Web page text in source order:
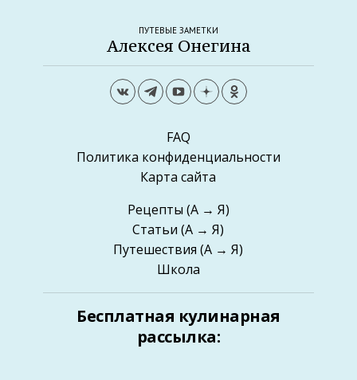
ПУТЕВЫЕ ЗАМЕТКИ
Алексея Онегина
FAQ
Политика конфиденциальности
Карта сайта
Рецепты (А → Я)
Статьи (А → Я)
Путешествия (А → Я)
Школа
Бесплатная кулинарная
рассылка: